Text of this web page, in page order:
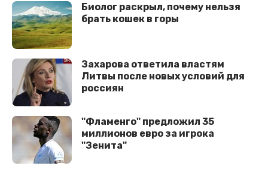
Биолог раскрыл, почему нельзя
брать кошек в горы
Захарова ответила властям
Литвы после новых условий для
россиян
"Фламенго" предложил 35
миллионов евро за игрока
"Зенита"